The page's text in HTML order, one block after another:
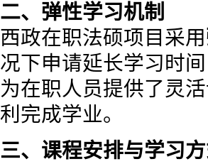
二、弹性学习机制
西政在职法硕项目采用
况下申请延长学习时
为在职人员提供了灵
利完成学业。
三、课程安排与学习